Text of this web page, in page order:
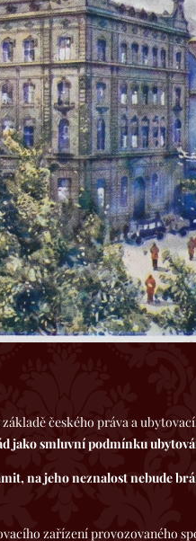
českého práva a
jako smluvní podmínku
na jeho neznalost nebude
zařízení provozovaného